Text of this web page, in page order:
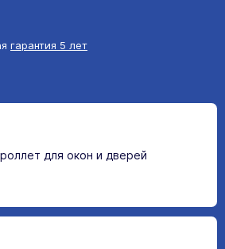
гарантия 5 лет
для окон и дверей